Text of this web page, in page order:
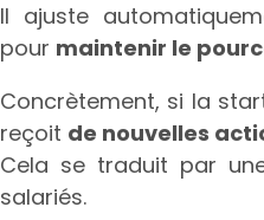
Il ajuste
pour maintenir le
Concrètement, si la
reçoit de nouvelles
Cela se traduit par
salariés.